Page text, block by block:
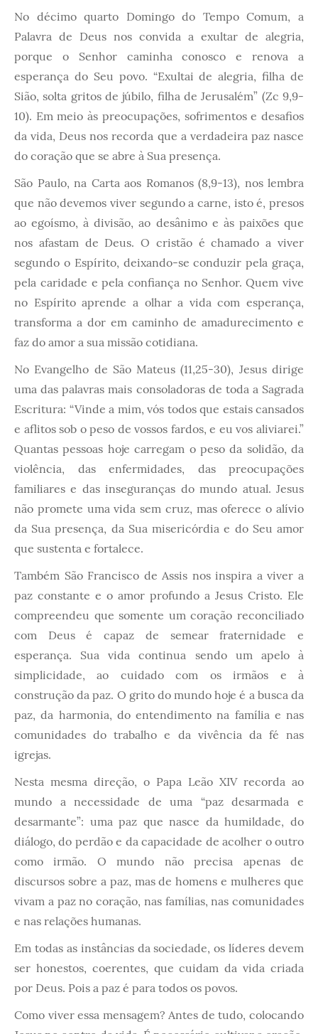
No décimo quarto Domingo do Tempo Comum, a
Palavra de Deus nos convida a exultar de alegria,
porque o Senhor caminha conosco e renova a
esperança do Seu povo. “Exultai de alegria, filha de
Sião, solta gritos de júbilo, filha de Jerusalém” (Zc 9,9-
10). Em meio às preocupações, sofrimentos e desafios
da vida, Deus nos recorda que a verdadeira paz nasce
do coração que se abre à Sua presença.
São Paulo, na Carta aos Romanos (8,9-13), nos lembra
que não devemos viver segundo a carne, isto é, presos
ao egoísmo, à divisão, ao desânimo e às paixões que
nos afastam de Deus. O cristão é chamado a viver
segundo o Espírito, deixando-se conduzir pela graça,
pela caridade e pela confiança no Senhor. Quem vive
no Espírito aprende a olhar a vida com esperança,
transforma a dor em caminho de amadurecimento e
faz do amor a sua missão cotidiana.
No Evangelho de São Mateus (11,25-30), Jesus dirige
uma das palavras mais consoladoras de toda a Sagrada
Escritura: “Vinde a mim, vós todos que estais cansados
e aflitos sob o peso de vossos fardos, e eu vos aliviarei.”
Quantas pessoas hoje carregam o peso da solidão, da
violência, das enfermidades, das preocupações
familiares e das inseguranças do mundo atual. Jesus
não promete uma vida sem cruz, mas oferece o alívio
da Sua presença, da Sua misericórdia e do Seu amor
que sustenta e fortalece.
Também São Francisco de Assis nos inspira a viver a
paz constante e o amor profundo a Jesus Cristo. Ele
compreendeu que somente um coração reconciliado
com Deus é capaz de semear fraternidade e
esperança. Sua vida continua sendo um apelo à
simplicidade, ao cuidado com os irmãos e à
construção da paz. O grito do mundo hoje é a busca da
paz, da harmonia, do entendimento na família e nas
comunidades do trabalho e da vivência da fé nas
igrejas.
Nesta mesma direção, o Papa Leão XIV recorda ao
mundo a necessidade de uma “paz desarmada e
desarmante”: uma paz que nasce da humildade, do
diálogo, do perdão e da capacidade de acolher o outro
como irmão. O mundo não precisa apenas de
discursos sobre a paz, mas de homens e mulheres que
vivam a paz no coração, nas famílias, nas comunidades
e nas relações humanas.
Em todas as instâncias da sociedade, os líderes devem
ser honestos, coerentes, que cuidam da vida criada
por Deus. Pois a paz é para todos os povos.
Como viver essa mensagem? Antes de tudo, colocando